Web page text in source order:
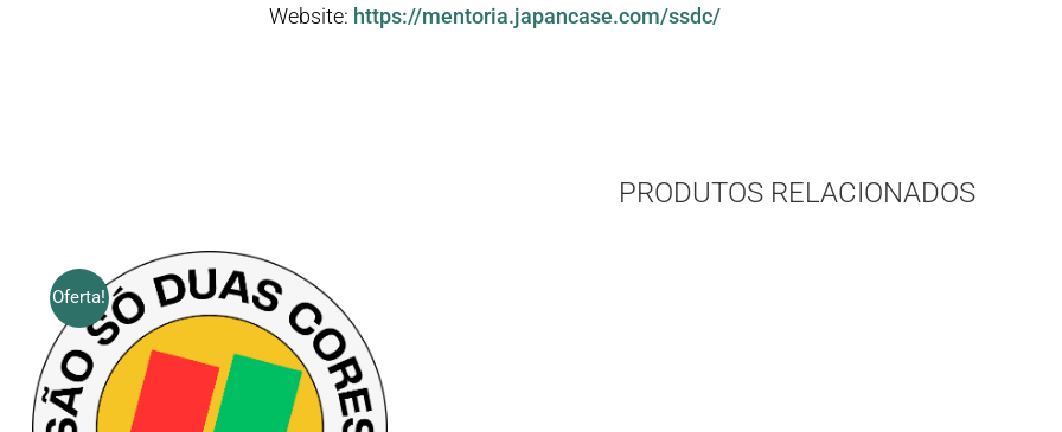
Website: https://mentoria.japancase.com/ssdc/
PRODUTOS RELACIONADOS
Oferta!